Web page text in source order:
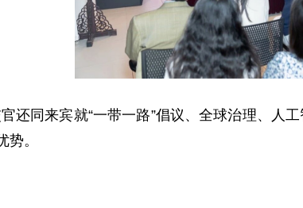
还同来宾就“一带一路”倡议、全球治理、人
势。